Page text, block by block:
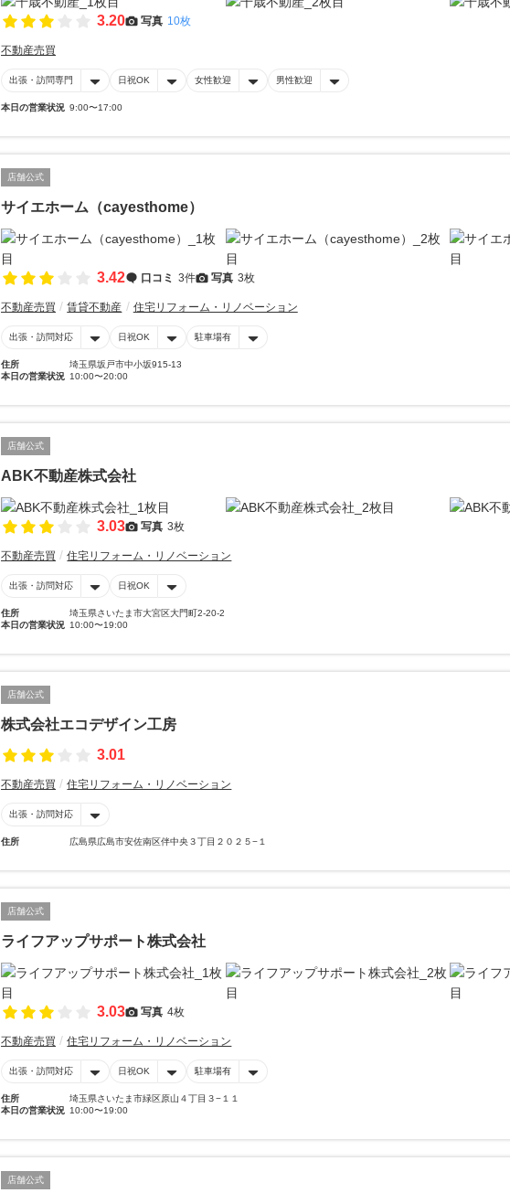
3.20 写真 10枚
不動産売買
出張・訪問専門 日祝OK 女性歓迎 男性歓迎
本日の営業状況 9:00〜17:00
店舗公式
サイエホーム（cayesthome）
3.42 口コミ 3件 写真 3枚
不動産売買 賃貸不動産 住宅リフォーム・リノベーション
出張・訪問対応 日祝OK 駐車場有
住所
埼玉県坂戸市中小坂915-13
本日の営業状況 10:00〜20:00
店舗公式
ABK不動産株式会社
3.03 写真 3枚
不動産売買 住宅リフォーム・リノベーション
出張・訪問対応 日祝OK
住所
埼玉県さいたま市大宮区大門町2-20-2
本日の営業状況 10:00〜19:00
店舗公式
株式会社エコデザイン工房
3.01
不動産売買 住宅リフォーム・リノベーション
出張・訪問対応
住所 広島県広島市安佐南区伴中央３丁目２０２５−１
店舗公式
ライフアップサポート株式会社
3.03 写真 4枚
不動産売買 住宅リフォーム・リノベーション
出張・訪問対応 日祝OK 駐車場有
住所
埼玉県さいたま市緑区原山４丁目３−１１
本日の営業状況 10:00〜19:00
店舗公式